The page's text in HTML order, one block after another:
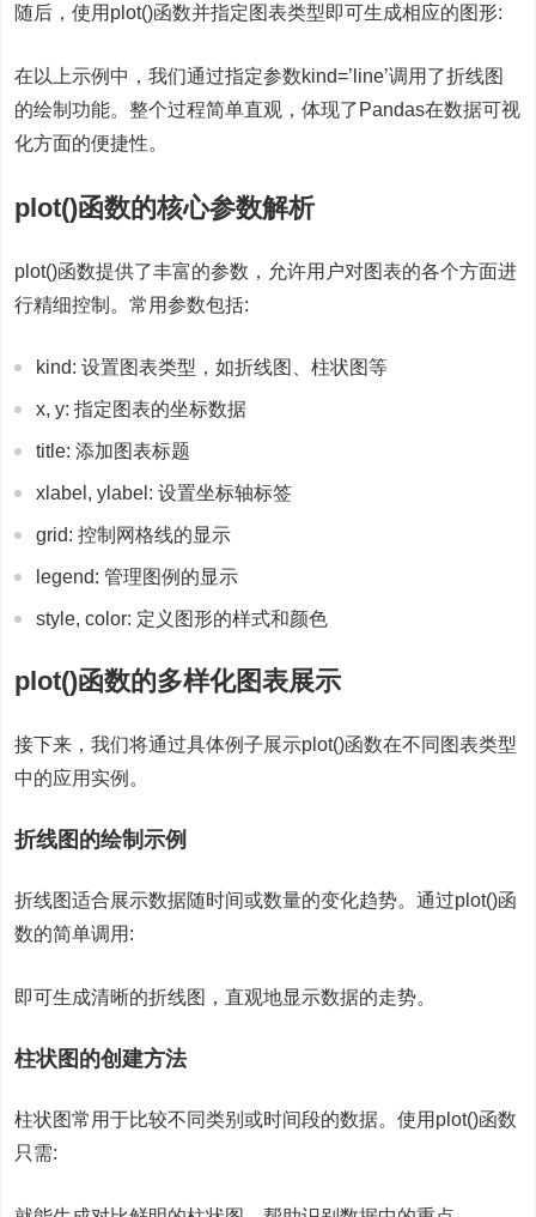
随后，使用plot()函数并指定图表类型即可生成相应的图形:
在以上示例中，我们通过指定参数kind=’line’调用了折线图
的绘制功能。整个过程简单直观，体现了Pandas在数据可视
化方面的便捷性。
plot()函数的核心参数解析
plot()函数提供了丰富的参数，允许用户对图表的各个方面进
行精细控制。常用参数包括:
kind: 设置图表类型，如折线图、柱状图等
x, y: 指定图表的坐标数据
title: 添加图表标题
xlabel, ylabel: 设置坐标轴标签
grid: 控制网格线的显示
legend: 管理图例的显示
style, color: 定义图形的样式和颜色
plot()函数的多样化图表展示
接下来，我们将通过具体例子展示plot()函数在不同图表类型
中的应用实例。
折线图的绘制示例
折线图适合展示数据随时间或数量的变化趋势。通过plot()函
数的简单调用:
即可生成清晰的折线图，直观地显示数据的走势。
柱状图的创建方法
柱状图常用于比较不同类别或时间段的数据。使用plot()函数
只需: